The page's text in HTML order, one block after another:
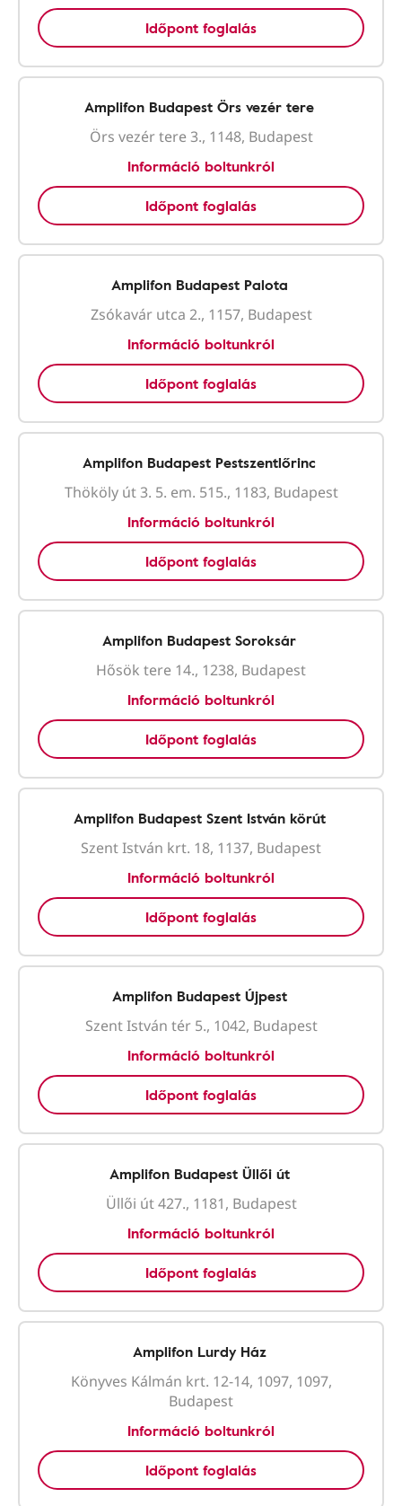
Időpont foglalás
Amplifon Budapest Örs vezér tere
Örs vezér tere 3., 1148, Budapest
Információ boltunkról
Időpont foglalás
Amplifon Budapest Palota
Zsókavár utca 2., 1157, Budapest
Információ boltunkról
Időpont foglalás
Amplifon Budapest Pestszentlőrinc
Thököly út 3. 5. em. 515., 1183, Budapest
Információ boltunkról
Időpont foglalás
Amplifon Budapest Soroksár
Hősök tere 14., 1238, Budapest
Információ boltunkról
Időpont foglalás
Amplifon Budapest Szent István körút
Szent István krt. 18, 1137, Budapest
Információ boltunkról
Időpont foglalás
Amplifon Budapest Újpest
Szent István tér 5., 1042, Budapest
Információ boltunkról
Időpont foglalás
Amplifon Budapest Üllői út
Üllői út 427., 1181, Budapest
Információ boltunkról
Időpont foglalás
Amplifon Lurdy Ház
Könyves Kálmán krt. 12-14, 1097, 1097,
Budapest
Információ boltunkról
Időpont foglalás